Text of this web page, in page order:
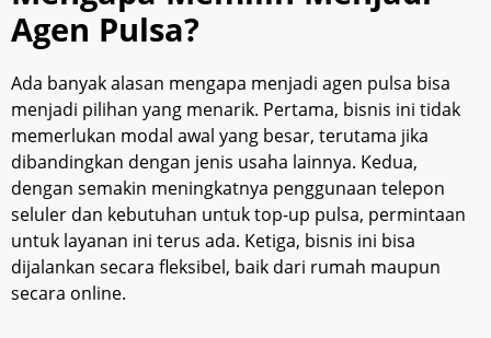
Agen Pulsa?
Ada banyak alasan mengapa menjadi agen pulsa bisa
menjadi pilihan yang menarik. Pertama, bisnis ini tidak
memerlukan modal awal yang besar, terutama jika
dibandingkan dengan jenis usaha lainnya. Kedua,
dengan semakin meningkatnya penggunaan telepon
seluler dan kebutuhan untuk top-up pulsa, permintaan
untuk layanan ini terus ada. Ketiga, bisnis ini bisa
dijalankan secara fleksibel, baik dari rumah maupun
secara online.